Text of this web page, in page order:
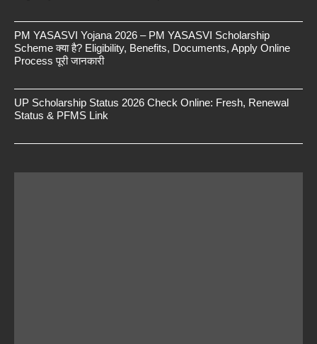
PM YASASVI Yojana 2026 – PM YASASVI Scholarship
Scheme क्या है? Eligibility, Benefits, Documents, Apply Online
Process पूरी जानकारी
UP Scholarship Status 2026 Check Online: Fresh, Renewal
Status & PFMS Link